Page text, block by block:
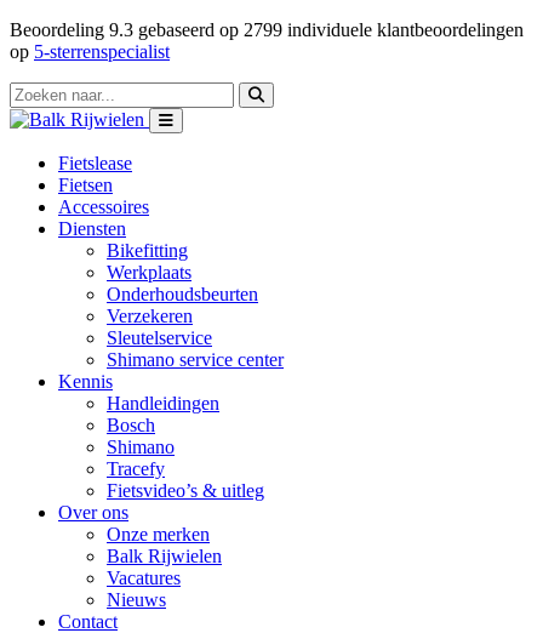
Beoordeling 9.3 gebaseerd op 2799 individuele klantbeoordelingen
op 5-sterrenspecialist
Fietslease
Fietsen
Accessoires
Diensten
Bikefitting
Werkplaats
Onderhoudsbeurten
Verzekeren
Sleutelservice
Shimano service center
Kennis
Handleidingen
Bosch
Shimano
Tracefy
Fietsvideo’s & uitleg
Over ons
Onze merken
Balk Rijwielen
Vacatures
Nieuws
Contact